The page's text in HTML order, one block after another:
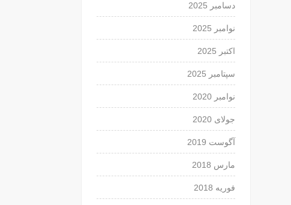
دسامبر 2025
نوامبر 2025
اکتبر 2025
سپتامبر 2025
نوامبر 2020
جولای 2020
آگوست 2019
مارس 2018
فوریه 2018